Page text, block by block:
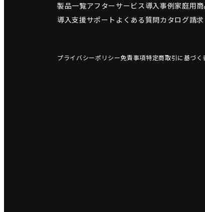
製品一覧アフターサービス導入事例家庭用
導入支援サポート よくある質問カタログ請求
プライバシーポリシー免責事項特定商取引に基づく